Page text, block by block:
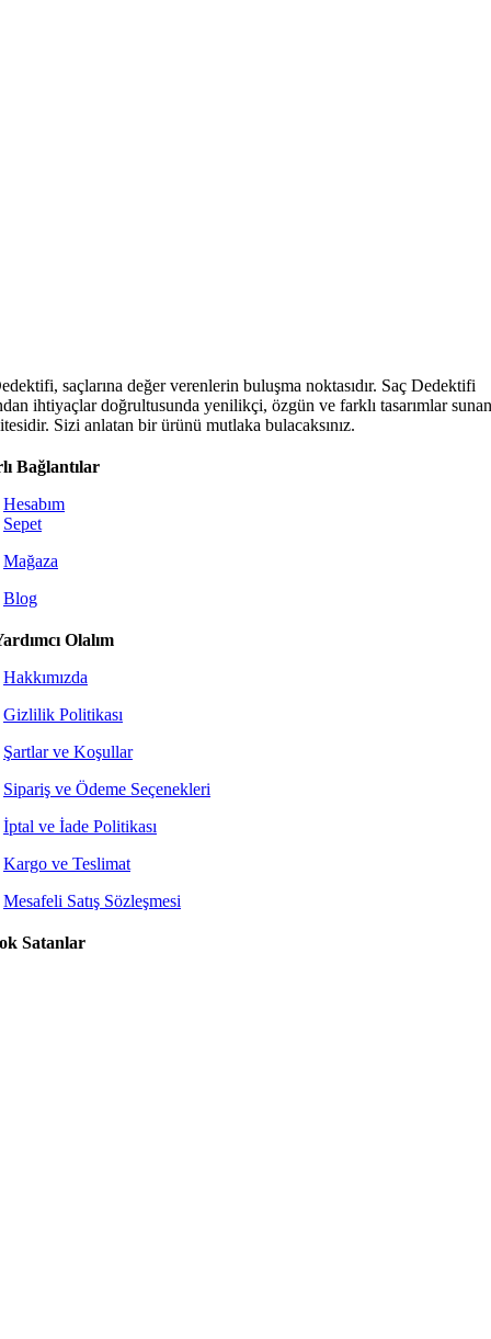
saçlarına değer verenlerin buluşma noktasıdır. Saç Dedektifi
ihtiyaçlar doğrultusunda yenilikçi, özgün ve farklı tasarımlar
Sizi anlatan bir ürünü mutlaka bulacaksınız.
Bağlantılar
Hesabım
Sepet
Mağaza
Blog
Olalım
Hakkımızda
Gizlilik Politikası
Şartlar ve Koşullar
Sipariş ve Ödeme Seçenekleri
İptal ve İade Politikası
Kargo ve Teslimat
Mesafeli Satış Sözleşmesi
Satanlar